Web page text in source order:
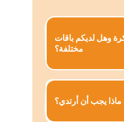
وهل لديكم باقات
مختلفة؟
ماذا يجب أن أرتدي؟